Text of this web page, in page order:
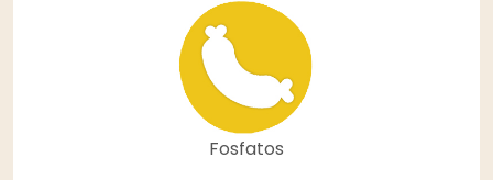
Fosfatos